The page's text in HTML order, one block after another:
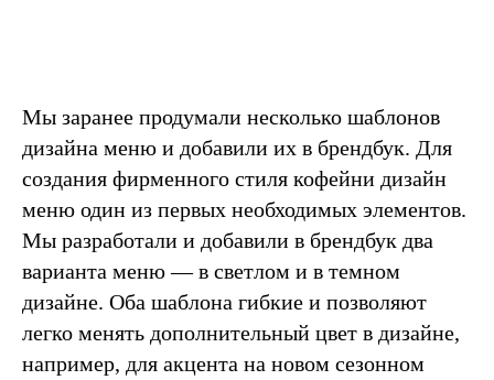
Мы заранее продумали несколько шаблонов
дизайна меню и добавили их в брендбук. Для
создания фирменного стиля кофейни дизайн
меню один из первых необходимых элементов.
Мы разработали и добавили в брендбук два
варианта меню — в светлом и в темном
дизайне. Оба шаблона гибкие и позволяют
легко менять дополнительный цвет в дизайне,
например, для акцента на новом сезонном
+7 (495) 604-12-34